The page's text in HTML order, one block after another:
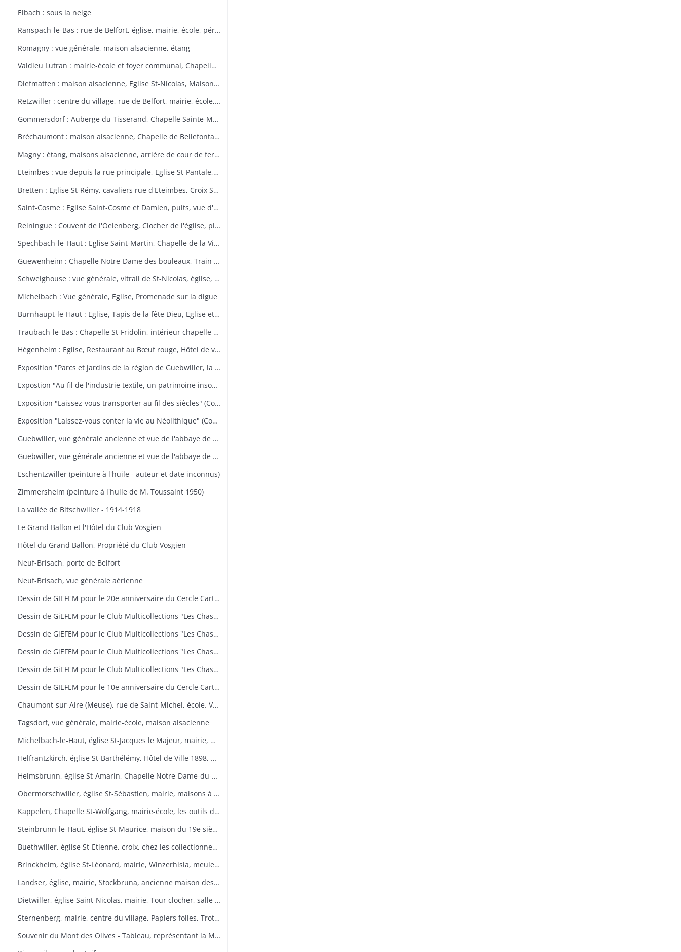
Elbach : sous la neige
Ranspach-le-Bas : rue de Belfort, église, mairie, école, périscolaire, platanes plantés sous Napoléon
Romagny : vue générale, maison alsacienne, étang
Valdieu Lutran : mairie-école et foyer communal, Chapelle Notre Dame de la Pitié, calvaire, échelle d'écluses sens Valdieu-Retzwiller
Diefmatten : maison alsacienne, Eglise St-Nicolas, Maison natale Barthélémy Gross
Retzwiller : centre du village, rue de Belfort, mairie, école, décors floraux
Gommersdorf : Auberge du Tisserand, Chapelle Sainte-Marguerite, Calvaire rue des Tilleuls
Bréchaumont : maison alsacienne, Chapelle de Bellefontaine, rue de l'église, M.A.R.P.A. (Maison d'accueil rurale pour personne âgées)
Magny : étang, maisons alsacienne, arrière de cour de ferme
Eteimbes : vue depuis la rue principale, Eglise St-Pantale, maison alsacienne
Bretten : Eglise St-Rémy, cavaliers rue d'Eteimbes, Croix St-Eloi
Saint-Cosme : Eglise Saint-Cosme et Damien, puits, vue d'ensemble, ancien presbytère, mairie
Reiningue : Couvent de l'Oelenberg, Clocher de l'église, plan d'eau, cour de ferme
Spechbach-le-Haut : Eglise Saint-Martin, Chapelle de la Vierge, Christ du dimanche des rameaux sur l'âne, Vierge de la Pitié
Guewenheim : Chapelle Notre-Dame des bouleaux, Train de la Doller, lavoir, pierre borne, mur cimetière, Calvaire 1857 avec décorations florales
Schweighouse : vue générale, vitrail de St-Nicolas, église, la Doller
Michelbach : Vue générale, Eglise, Promenade sur la digue
Burnhaupt-le-Haut : Eglise, Tapis de la fête Dieu, Eglise et école, Office de la fête Dieu
Traubach-le-Bas : Chapelle St-Fridolin, intérieur chapelle et tableau, Ecole, rue principale
Hégenheim : Eglise, Restaurant au Bœuf rouge, Hôtel de ville, décors floraux
Exposition "Parcs et jardins de la région de Guebwiller, la culture d'un patrimoine florissant" (Communauté de Communes de la Région de Guebwiller, du 15 octobre 2010 au 31 janvier 2011)
Expostion "Au fil de l'industrie textile, un patrimoine insoupçonné" (Communauté de Communes de la Région de Guebwiller, du 11 septembre au 30 octobre 2009)
Exposition "Laissez-vous transporter au fil des siècles" (Communauté de Communes de la Région de Guebwiller, du 26 octobre 2012 au 19 janvier 2013)
Exposition "Laissez-vous conter la vie au Néolithique" (Communauté de Communes de la Région de Guebwiller, du 14 octobre 2011 au 26 janvier 2012)
Guebwiller, vue générale ancienne et vue de l'abbaye de Murbach.
Guebwiller, vue générale ancienne et vue de l'abbaye de Murbach.
Eschentzwiller (peinture à l'huile - auteur et date inconnus)
Zimmersheim (peinture à l'huile de M. Toussaint 1950)
La vallée de Bitschwiller - 1914-1918
Le Grand Ballon et l'Hôtel du Club Vosgien
Hôtel du Grand Ballon, Propriété du Club Vosgien
Neuf-Brisach, porte de Belfort
Neuf-Brisach, vue générale aérienne
Dessin de GIEFEM pour le 20e anniversaire du Cercle Cartophile de Thann et de la Vallée de la Thur. 25-26 novembre 2006. carte n° 17
Dessin de GiEFEM pour le Club Multicollections "Les Chasseurs d'Images", Mulhouse. Carte n° 19 : "50 ans de carnaval à Mulhouse
Dessin de GiEFEM pour le Club Multicollections "Les Chasseurs d'Images", Mulhouse. Carte n° 20 : "L'univers de Tintin
Dessin de GiEFEM pour le Club Multicollections "Les Chasseurs d'Images", Mulhouse. Carte n° 17 : "Nounours a Cent ans
Dessin de GiEFEM pour le Club Multicollections "Les Chasseurs d'Images". Mulhouse. Carte n° 15
Dessin de GIEFEM pour le 10e anniversaire du Cercle Cartophile de Thann et de la Vallée de la Thur. Novembre 1997
Chaumont-sur-Aire (Meuse), rue de Saint-Michel, école. Vue d'une carte postale pour l'exposition de cartes postales anciennes (11 octobre 2009)
Tagsdorf, vue générale, mairie-école, maison alsacienne
Michelbach-le-Haut, église St-Jacques le Majeur, mairie, maison 1832, fontaine, fête du pain
Helfrantzkirch, église St-Barthélémy, Hôtel de Ville 1898, maison alsacienne
Heimsbrunn, église St-Amarin, Chapelle Notre-Dame-du-Chêne, Maison Ste-Anne, mairie
Obermorschwiller, église St-Sébastien, mairie, maisons à colombages
Kappelen, Chapelle St-Wolfgang, mairie-école, les outils d'antan, chez le collectionneur de tracteurs
Steinbrunn-le-Haut, église St-Maurice, maison du 19e siècle, vue générale
Buethwiller, église St-Etienne, croix, chez les collectionneurs
Brinckheim, église St-Léonard, mairie, Winzerhisla, meule 1597, moulin
Landser, église, mairie, Stockbruna, ancienne maison des sœurs, Monastère St-Alphonse
Dietwiller, église Saint-Nicolas, mairie, Tour clocher, salle des fêtes
Sternenberg, mairie, centre du village, Papiers folies, Trotta Hisla
Souvenir du Mont des Olives - Tableau, représentant la Mort, à l'entrée du dortoir peint par Père M. Joseph (Baron de Géramb, général autrichien, mort en 1848 comme procurateur des Trappistes).